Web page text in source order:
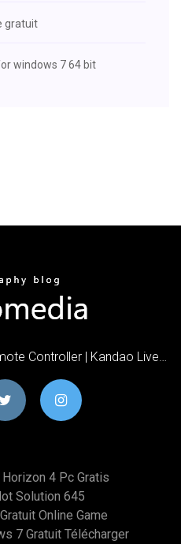
gratuit
windows 7 64 bit
Controller | Kandao Live…
4 Pc Gratis
Solution 645
Online Game
7 Gratuit Télécharger